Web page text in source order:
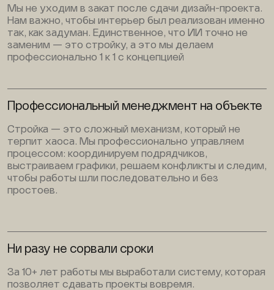
Мы не уходим в закат после сдачи дизайн-проекта.
Нам важно, чтобы интерьер был реализован именно
так, как задуман. Единственное, что ИИ точно не
заменим — это стройку, а это мы делаем
профессионально 1 к 1 с концепцией
Профессиональный менеджмент на объекте
Стройка — это сложный механизм, который не
терпит хаоса. Мы профессионально управляем
процессом: координируем подрядчиков,
выстраиваем графики, решаем конфликты и следим,
чтобы работы шли последовательно и без
простоев.
Ни разу не сорвали сроки
За 10+ лет работы мы выработали систему, которая
позволяет сдавать проекты вовремя.